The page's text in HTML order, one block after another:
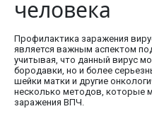
человека
Профилактика заражения
является важным аспектом
учитывая, что данный вирус
бородавки, но и более
шейки матки и другие
несколько методов, которые
заражения ВПЧ.